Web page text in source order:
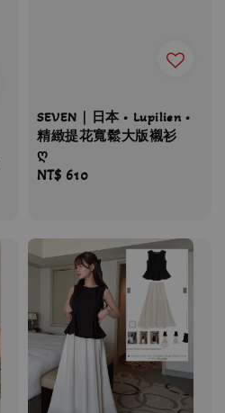
SEVEN｜日本 • Lupilien •
精緻提花寬鬆大版襯衫
ღ
Regular
NT$ 610